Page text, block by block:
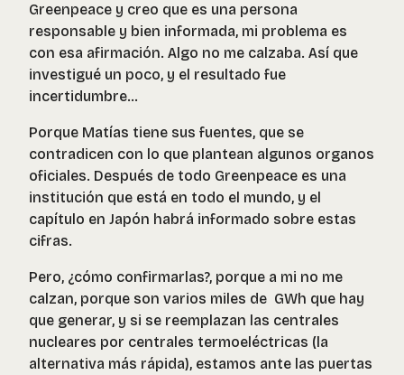
Greenpeace y creo que es una persona
responsable y bien informada, mi problema es
con esa afirmación. Algo no me calzaba. Así que
investigué un poco, y el resultado fue
incertidumbre...
Porque Matías tiene sus fuentes, que se
contradicen con lo que plantean algunos organos
oficiales. Después de todo Greenpeace es una
institución que está en todo el mundo, y el
capítulo en Japón habrá informado sobre estas
cifras.
Pero, ¿cómo confirmarlas?, porque a mi no me
calzan, porque son varios miles de GWh que hay
que generar, y si se reemplazan las centrales
nucleares por centrales termoeléctricas (la
alternativa más rápida), estamos ante las puertas